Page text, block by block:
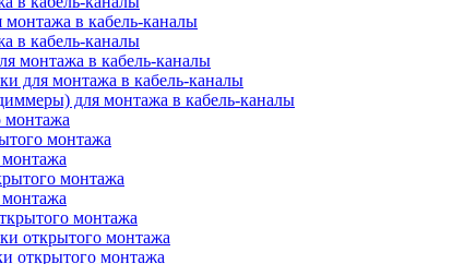
монтажа в кабель-каналы
в кабель-каналы
монтажа в кабель-каналы
для монтажа в кабель-каналы
для монтажа в кабель-каналы
монтажа
монтажа
монтажа
монтажа
монтажа
открытого монтажа
открытого монтажа